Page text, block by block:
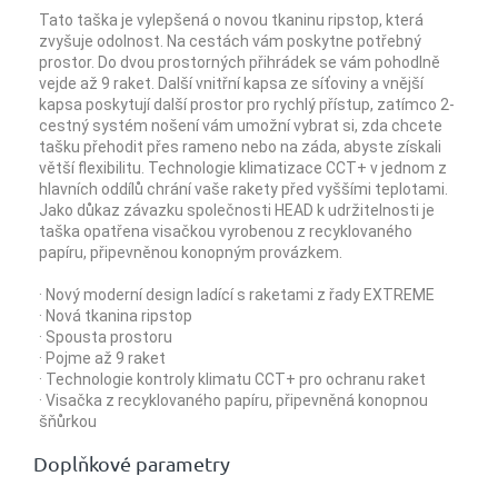
Tato taška je vylepšená o novou tkaninu ripstop, která
zvyšuje odolnost. Na cestách vám poskytne potřebný
prostor. Do dvou prostorných přihrádek se vám pohodlně
vejde až 9 raket. Další vnitřní kapsa ze síťoviny a vnější
kapsa poskytují další prostor pro rychlý přístup, zatímco 2-
cestný systém nošení vám umožní vybrat si, zda chcete
tašku přehodit přes rameno nebo na záda, abyste získali
větší flexibilitu. Technologie klimatizace CCT+ v jednom z
hlavních oddílů chrání vaše rakety před vyššími teplotami.
Jako důkaz závazku společnosti HEAD k udržitelnosti je
taška opatřena visačkou vyrobenou z recyklovaného
papíru, připevněnou konopným provázkem.
· Nový moderní design ladící s raketami z řady EXTREME
· Nová tkanina ripstop
· Spousta prostoru
· Pojme až 9 raket
· Technologie kontroly klimatu CCT+ pro ochranu raket
· Visačka z recyklovaného papíru, připevněná konopnou
šňůrkou
Doplňkové parametry